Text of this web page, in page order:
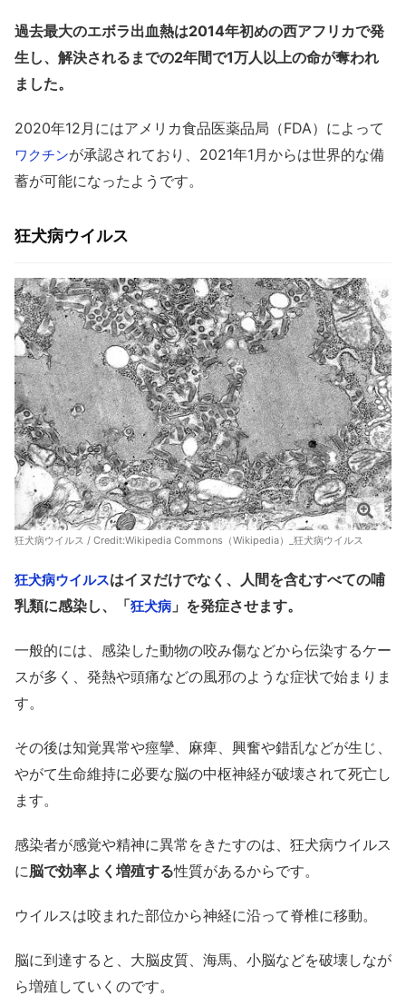
過去最大のエボラ出血熱は2014年初めの西アフリカで発
生し、解決されるまでの2年間で1万人以上の命が奪われ
ました。
2020年12月にはアメリカ食品医薬品局（FDA）によって
ワクチンが承認されており、2021年1月からは世界的な備
蓄が可能になったようです。
狂犬病ウイルス
狂犬病ウイルス / Credit:Wikipedia Commons（Wikipedia）_狂犬病ウイルス
狂犬病ウイルスはイヌだけでなく、人間を含むすべての哺
乳類に感染し、「狂犬病 」を発症させます。
一般的には、感染した動物の咬み傷などから伝染するケー
スが多く、発熱や頭痛などの風邪のような症状で始まりま
す。
その後は知覚異常や痙攣、麻痺、興奮や錯乱などが生じ、
やがて生命維持に必要な脳の中枢神経が破壊されて死亡し
ます。
感染者が感覚や精神に異常をきたすのは、狂犬病ウイルス
に脳で効率よく増殖する性質があるからです。
ウイルスは咬まれた部位から神経に沿って脊椎に移動。
脳に到達すると、大脳皮質、海馬、小脳などを破壊しなが
ら増殖していくのです。